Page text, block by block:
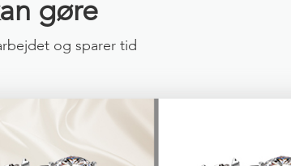
gøre
og sparer tid